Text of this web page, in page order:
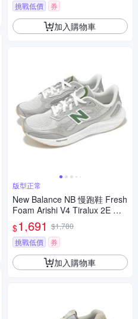
挑戰低價 券
加入購物車
版型正常
New Balance NB 慢跑鞋 Fresh
Foam Arishi V4 Tiralux 2E 寬
楦 男鞋 灰 綠 緩震 MARISTA4-
2E
$1,691 $1,780
挑戰低價
券
加入購物車